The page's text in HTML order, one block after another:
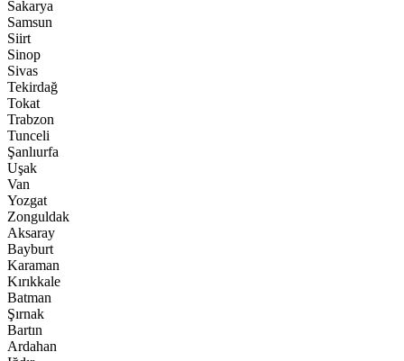
Sakarya
Samsun
Siirt
Sinop
Sivas
Tekirdağ
Tokat
Trabzon
Tunceli
Şanlıurfa
Uşak
Van
Yozgat
Zonguldak
Aksaray
Bayburt
Karaman
Kırıkkale
Batman
Şırnak
Bartın
Ardahan